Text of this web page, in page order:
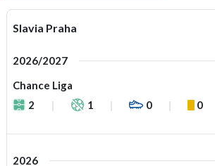
Slavia Praha
2026/2027
Chance Liga
2
1 0 0
2026